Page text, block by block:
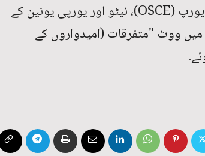
آرگنائزیشن فار سیکوریٹی اینڈ کوآپریشن اِن یورپ (OSCE)، نیٹو اور یورپی یونین کے
ووٹ "متفرقات (امیدواروں کے